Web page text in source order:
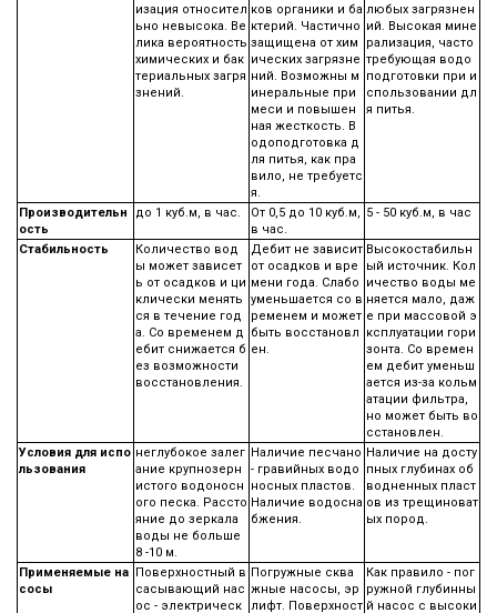
изация относител
ьно невысока. Ве
лика вероятность
химических и бак
териальных загря
знений.
ков органики и ба
ктерий. Частично
защищена от хим
ических загрязне
ний. Возможны м
инеральные при
меси и повышен
ная жесткость. В
одоподготовка д
ля питья, как пра
вило, не требуетс
я.
любых загрязнен
ий. Высокая мине
рализация, часто
требующая водо
подготовки при и
спользовании дл
я питья.
Производительн
ость
до 1 куб.м, в час.
От 0,5 до 10 куб.м,
в час.
5 - 50 куб.м, в час
Стабильность
Количество вод
ы может зависет
ь от осадков и ци
клически менять
ся в течение год
а. Со временем д
ебит снижается б
ез возможности
восстановления.
Дебит не зависит
от осадков и вре
мени года. Слабо
уменьшается со в
ременем и может
быть восстановл
ен.
Высокостабильн
ый источник. Кол
ичество воды ме
няется мало, даж
е при массовой э
ксплуатации гори
зонта. Со времен
ем дебит уменьш
ается из-за кольм
атации фильтра,
но может быть во
сстановлен.
Условия для испо
льзования
неглубокое залег
ание крупнозерн
истого водоносн
ого песка. Рассто
яние до зеркала
воды не больше
8 -10 м.
Наличие песчано
- гравийных водо
носных пластов.
Наличие водосна
бжения.
Наличие на досту
пных глубинах об
водненных пласт
ов из трещиноват
ых пород.
Применяемые на
сосы
Поверхностный в
сасывающий нас
ос - электрическ
Погружные сква
жные насосы, эр
лифт. Поверхност
Как правило - пог
ружной глубинны
й насос с высоки